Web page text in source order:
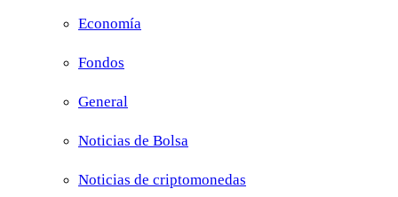
Economía
Fondos
General
Noticias de Bolsa
Noticias de criptomonedas